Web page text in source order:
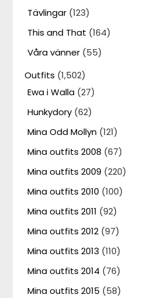
Tävlingar (123)
This and That (164)
Våra vänner (55)
Outfits (1,502)
Ewa i Walla (27)
Hunkydory (62)
Mina Odd Mollyn (121)
Mina outfits 2008 (67)
Mina outfits 2009 (220)
Mina outfits 2010 (100)
Mina outfits 2011 (92)
Mina outfits 2012 (97)
Mina outfits 2013 (110)
Mina outfits 2014 (76)
Mina outfits 2015 (58)